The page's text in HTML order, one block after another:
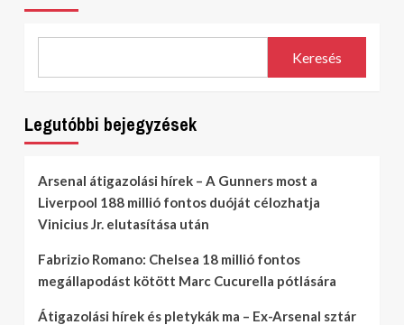
Keresés
Legutóbbi bejegyzések
Arsenal átigazolási hírek – A Gunners most a
Liverpool 188 millió fontos duóját célozhatja
Vinicius Jr. elutasítása után
Fabrizio Romano: Chelsea 18 millió fontos
megállapodást kötött Marc Cucurella pótlására
Átigazolási hírek és pletykák ma – Ex-Arsenal sztár